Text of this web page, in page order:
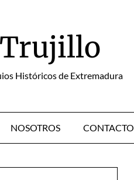
Trujillo
Históricos de Extremadura
NOSOTROS CONTACTO